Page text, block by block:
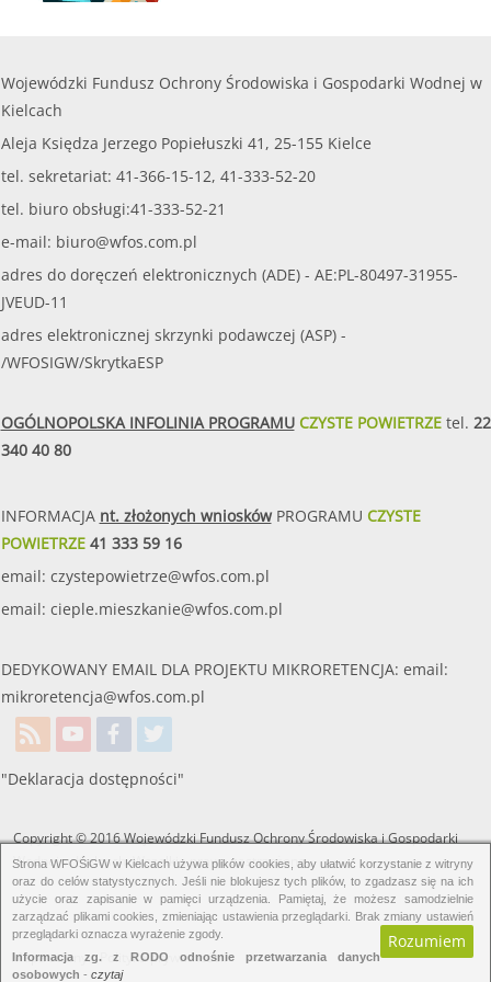
Wojewódzki Fundusz Ochrony Środowiska i Gospodarki Wodnej w
Kielcach
Aleja Księdza Jerzego Popiełuszki 41, 25-155 Kielce
tel. sekretariat: 41-366-15-12, 41-333-52-20
tel. biuro obsługi:41-333-52-21
e-mail: biuro@wfos.com.pl
adres do doręczeń elektronicznych (ADE) - AE:PL-80497-31955-
JVEUD-11
adres elektronicznej skrzynki podawczej (ASP) -
/WFOSIGW/SkrytkaESP
OGÓLNOPOLSKA INFOLINIA PROGRAMUCZYSTE POWIETRZEtel. 22
340 40 80
INFORMACJA nt. złożonych wnioskówPROGRAMU CZYSTE
POWIETRZE41 333 59 16
email: czystepowietrze@wfos.com.pl
email: cieple.mieszkanie@wfos.com.pl
DEDYKOWANY EMAIL DLA PROJEKTU MIKRORETENCJA: email:
mikroretencja@wfos.com.pl
"Deklaracja dostępności"
Copyright © 2016 Wojewódzki Fundusz Ochrony Środowiska i Gospodarki
Wodnej w Kielcach. Wszelkie prawa zastrzeżone.
Mapa strony. Polityka prywatności.
Strona WFOŚiGW w Kielcach używa plików cookies, aby ułatwić korzystanie z witryny
oraz do celów statystycznych. Jeśli nie blokujesz tych plików, to zgadzasz się na ich
użycie oraz zapisanie w pamięci urządzenia. Pamiętaj, że możesz samodzielnie
zarządzać plikami cookies, zmieniając ustawienia przeglądarki. Brak zmiany ustawień
przeglądarki oznacza wyrażenie zgody.
Rozumiem
Informacja zg. z RODO odnośnie przetwarzania danych
osobowych - czytaj